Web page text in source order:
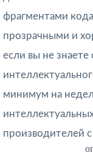
фрагментами
прозрачными и
если вы не
минимум на
производителей